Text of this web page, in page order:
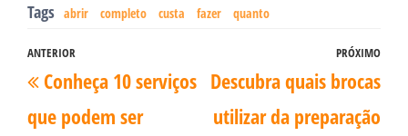
Tags abrir completo custa fazer quanto
Navegação
de
Post
Post
anterior
ANTERIOR
Conheça 10 serviços
que podem ser
PRÓXIMO
Descubra quais brocas
utilizar da preparação